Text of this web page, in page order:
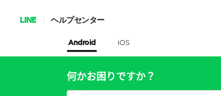
LINE ヘルプセンター
Android iOS
何かお困りですか？